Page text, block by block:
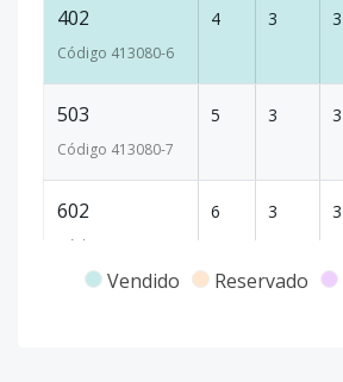
402
Código 413080-6
4 3 3
503
Código 413080-7
5 3 3
602
Código
6 3 3
Vendido Reservado